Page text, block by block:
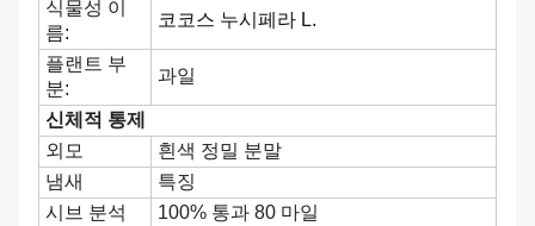
식물성 이
름:
코코스 누시페라 L.
플랜트 부
분:
과일
신체적 통제
외모
흰색 정밀 분말
냄새
특징
시브 분석
100% 통과 80 마일